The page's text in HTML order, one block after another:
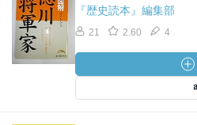
『歴史読本』編集部
21 2.60 4